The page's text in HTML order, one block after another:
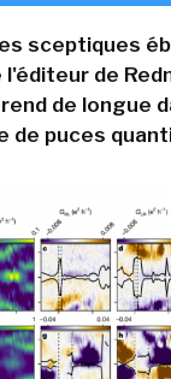
sceptiques
de
de longue
de puces